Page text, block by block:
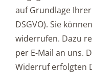
auf Grundlage
DSGVO). Sie
widerrufen. Dazu
per E-Mail an uns.
Widerruf erfolgten